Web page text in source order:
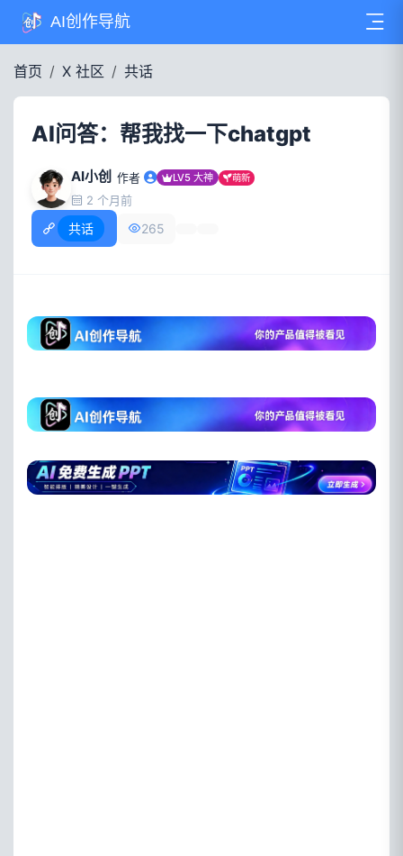
AI创作导航
首页 X 社区 共话
AI问答：帮我找一下chatgpt
AI小创 作者 LV5 大神 萌新
2 个月前
共话 265